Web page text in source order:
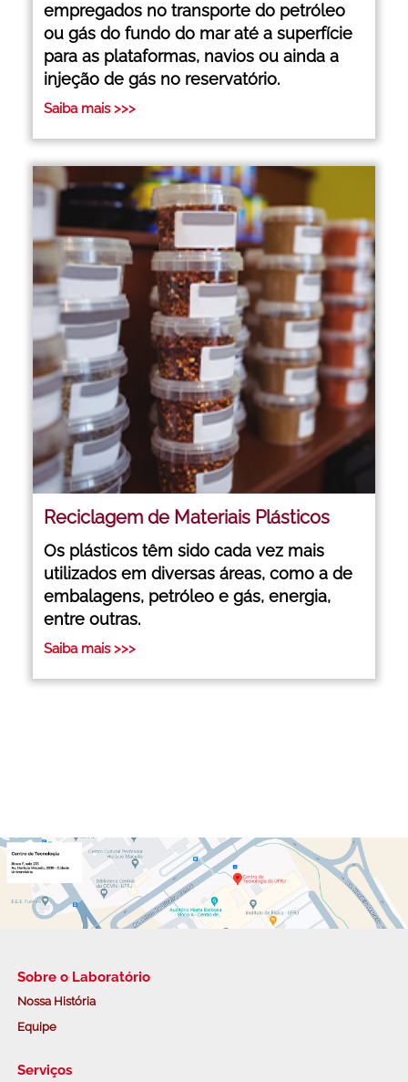
empregados no transporte do petróleo
ou gás do fundo do mar até a superfície
para as plataformas, navios ou ainda a
injeção de gás no reservatório.
Saiba mais >>>
Reciclagem de Materiais Plásticos
Os plásticos têm sido cada vez mais
utilizados em diversas áreas, como a de
embalagens, petróleo e gás, energia,
entre outras.
Saiba mais >>>
Sobre o Laboratório
Nossa História
Equipe
Serviços